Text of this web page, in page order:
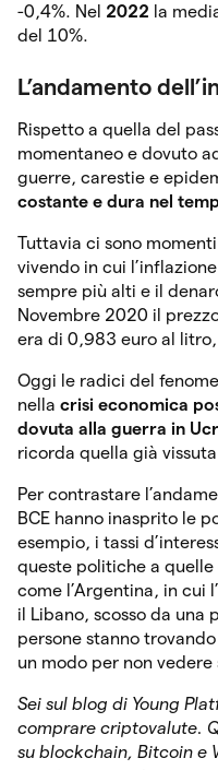
-0,4%. Nel 2022 la
del 10%.
L’andamento
Rispetto a quella del
momentaneo e dovuto
guerre, carestie e
costante e dura nel
Tuttavia ci sono
vivendo in cui
sempre più alti e il
Novembre 2020 il
era di 0,983 euro al
Oggi le radici del
nella crisi economica
dovuta alla guerra in
ricorda quella già
Per contrastare
BCE hanno inasprito le
esempio, i tassi
queste politiche a
come l’Argentina, in cui
il Libano, scosso da una
persone stanno
un modo per non
Sei sul blog di Young
comprare criptovalute.
su blockchain, Bitcoin e